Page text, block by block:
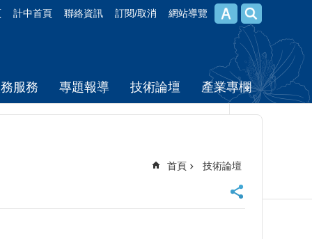
計中首頁 聯絡資訊 訂閱/取消 網站導覽
服務 專題報導 技術論壇 產業專欄
首頁 技術論壇